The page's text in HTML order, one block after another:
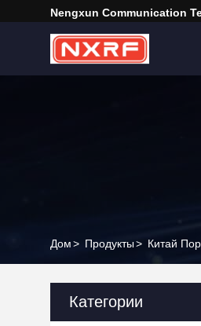
Nengxun Communication
Дом> Продукты> Китай
Категории